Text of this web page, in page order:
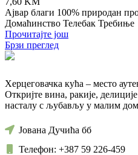
Ајвар благи 100% природан
Домаћинство Телебак Требиње
Прочитајте још
Брзи преглед
Херцеговачка кућа – место
Откријте вина, ракије,
насталу с љубављу у малим
Јована Дучића бб
Телефон: +387 59 226-459